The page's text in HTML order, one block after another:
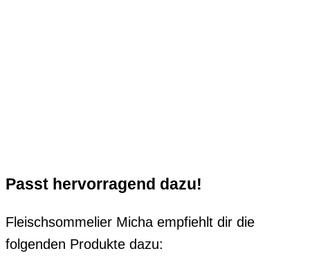
Passt hervorragend dazu!
Fleischsommelier Micha empfiehlt dir die
folgenden Produkte dazu: